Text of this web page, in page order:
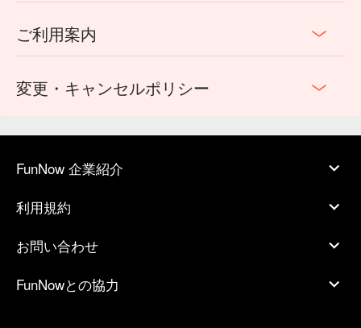
ご利用案内
変更・キャンセルポリシー
FunNow 企業紹介
利用規約
お問い合わせ
FunNowとの協力